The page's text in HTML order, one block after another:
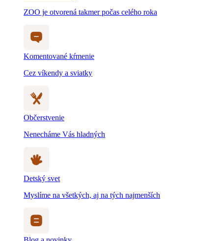
ZOO je otvorená takmer počas celého roka
Komentované kŕmenie
Cez víkendy a sviatky
Občerstvenie
Nenecháme Vás hladných
Detský svet
Myslíme na všetkých, aj na tých najmenších